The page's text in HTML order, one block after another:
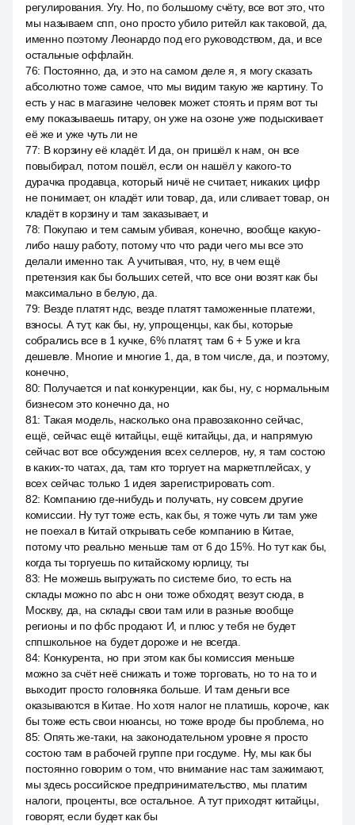
регулирования. Угу. Но, по большому счёту, все вот это, что
мы называем спп, оно просто убило ритейл как таковой, да,
именно поэтому Леонардо под его руководством, да, и все
остальные оффлайн.
76: Постоянно, да, и это на самом деле я, я могу сказать
абсолютно тоже самое, что мы видим такую же картину. То
есть у нас в магазине человек может стоять и прям вот ты
ему показываешь гитару, он уже на озоне уже подыскивает
её же и уже чуть ли не
77: В корзину её кладёт. И да, он пришёл к нам, он все
повыбирал, потом пошёл, если он нашёл у какого-то
дурачка продавца, который ничё не считает, никаких цифр
не понимает, он кладёт или товар, да, или сливает товар, он
кладёт в корзину и там заказывает, и
78: Покупаю и тем самым убивая, конечно, вообще какую-
либо нашу работу, потому что что ради чего мы все это
делали именно так. А учитывая, что, ну, в чем ещё
претензия как бы больших сетей, что все они возят как бы
максимально в белую, да.
79: Везде платят ндс, везде платят таможенные платежи,
взносы. А тут, как бы, ну, упрощенцы, как бы, которые
собрались все в 1 кучке, 6% платят, там 6 + 5 уже и kra
дешевле. Многие и многие 1, да, в том числе, да, и поэтому,
конечно,
80: Получается и nat конкуренции, как бы, ну, с нормальным
бизнесом это конечно да, но
81: Такая модель, насколько она правозаконно сейчас,
ещё, сейчас ещё китайцы, ещё китайцы, да, и напрямую
сейчас вот все обсуждения всех селлеров, ну, я там состою
в каких-то чатах, да, там кто торгует на маркетплейсах, у
всех сейчас только 1 идея зарегистрировать com.
82: Компанию где-нибудь и получать, ну совсем другие
комиссии. Ну тут тоже есть, как бы, я тоже чуть ли там уже
не поехал в Китай открывать себе компанию в Китае,
потому что реально меньше там от 6 до 15%. Но тут как бы,
когда ты торгуешь по китайскому юрлицу, ты
83: Не можешь выгружать по системе био, то есть на
склады можно по abc н они тоже обходят, везут сюда, в
Москву, да, на склады свои там или в разные вообще
регионы и по фбс продают. И, и плюс у тебя не будет
сппшкольное на будет дороже и не всегда.
84: Конкурента, но при этом как бы комиссия меньше
можно за счёт неё снижать и тоже торговать, но то на то и
выходит просто головняка больше. И там деньги все
оказываются в Китае. Но хотя налог не платишь, короче, как
бы тоже есть свои нюансы, но тоже вроде бы проблема, но
85: Опять же-таки, на законодательном уровне я просто
состою там в рабочей группе при госдуме. Ну, мы как бы
постоянно говорим о том, что внимание нас там зажимают,
мы здесь российское предпринимательство, мы платим
налоги, проценты, все остальное. А тут приходят китайцы,
говорят, если будет как бы